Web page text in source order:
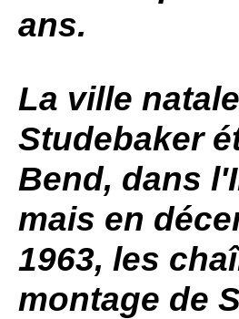
ans.
La ville
Studebaker
Bend, dans
mais en
1963, les
montage de